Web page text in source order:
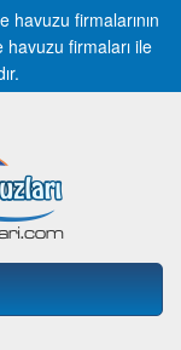
havuzu firmalarının
havuzu firmaları ile